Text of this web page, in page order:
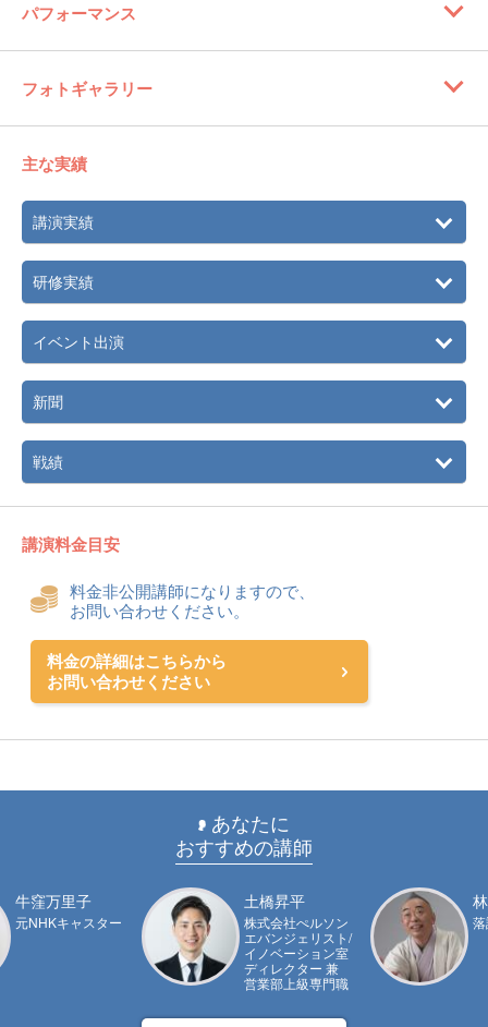
パフォーマンス
フォトギャラリー
主な実績
講演実績
研修実績
イベント出演
新聞
戦績
講演料金目安
料金非公開講師になりますので、
お問い合わせください。
料金の詳細はこちらから
お問い合わせください
あなたに
おすすめの講師
牛窪万里子
元NHKキャスター
土橋昇平
株式会社ぺルソン
エバンジェリスト/
イノベーション室
ディレクター 兼
営業部上級専門職